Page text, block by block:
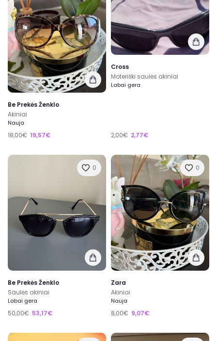
Be Prekės Ženklo
Akiniai
Nauja
18,00€ 19,57€
Cross
Moteriški saulės akiniai
Labai gera
2,00€ 2,77€
0
Be Prekės Ženklo
Saulės akiniai
Labai gera
50,00€ 53,17€
0
Zara
Akiniai
Nauja
8,00€ 9,07€